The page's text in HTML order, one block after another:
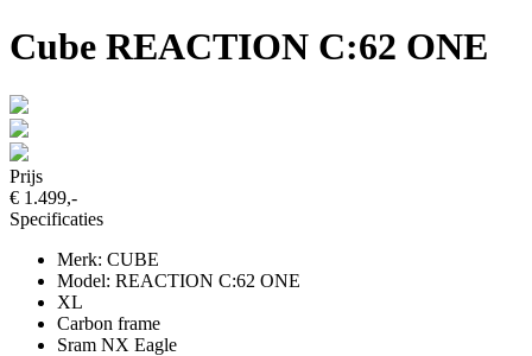
Cube REACTION C:62 ONE
Prijs
€ 1.499,-
Specificaties
Merk: CUBE
Model: REACTION C:62 ONE
XL
Carbon frame
Sram NX Eagle